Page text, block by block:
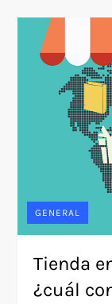
GENERAL
Tienda
¿cuál